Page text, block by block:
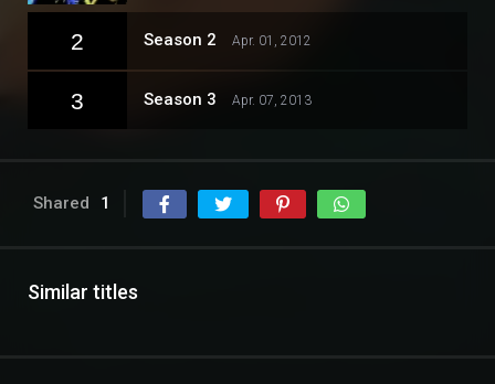
2 Season 2 Apr. 01, 2012
3 Season 3 Apr. 07, 2013
Shared 1
Similar titles